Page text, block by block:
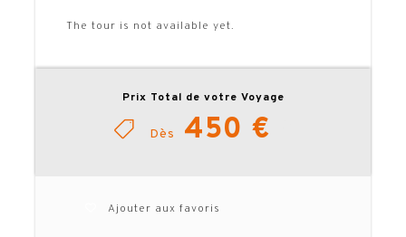
The tour is not available yet.
Prix Total de votre Voyage
Dès 450 €
Ajouter aux favoris